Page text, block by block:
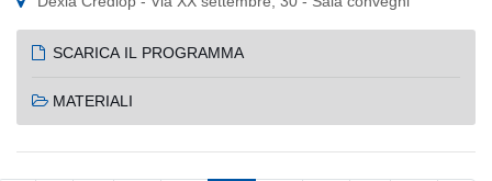
SCARICA IL PROGRAMMA
MATERIALI